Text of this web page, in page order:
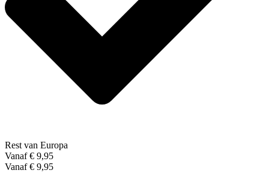
Rest van Europa
Vanaf € 9,95
Vanaf € 9,95